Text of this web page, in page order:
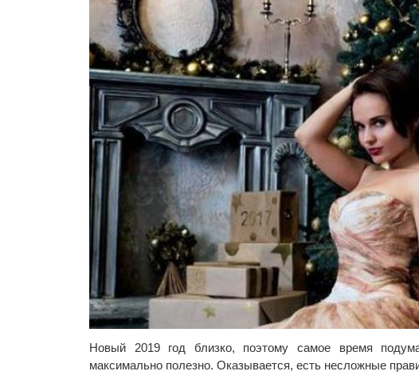
Новый 2019 год близко, поэтому самое время
максимально полезно. Оказывается, есть несложные